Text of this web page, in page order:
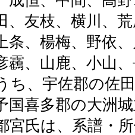
、友枝、横川、
条、楊梅、野依
靏、山鹿、小山
ち、宇佐郡の佐
喜多郡の大洲
宮氏は、系譜・